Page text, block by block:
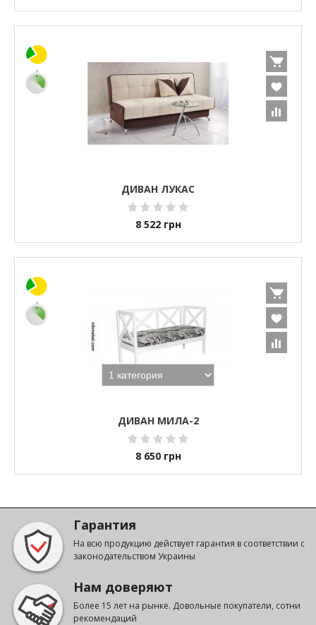
ДИВАН ЛУКАС
8 522 грн
ДИВАН МИЛА-2
8 650 грн
Гарантия
На всю продукцию действует гарантия в соответствии с
законодательством Украины
Нам доверяют
Более 15 лет на рынке. Довольные покупатели, сотни
рекомендаций